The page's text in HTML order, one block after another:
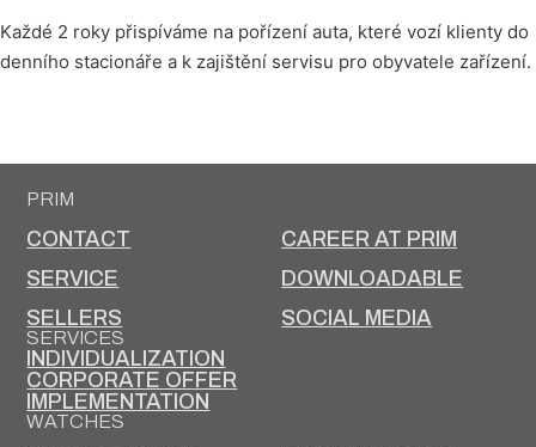
Každé 2 roky přispíváme na pořízení auta, které vozí klienty do
denního stacionáře a k zajištění servisu pro obyvatele zařízení.
PRIM
CONTACT
CAREER AT PRIM
SERVICE
DOWNLOADABLE
SELLERS
SOCIAL MEDIA
SERVICES
INDIVIDUALIZATION
CORPORATE OFFER
IMPLEMENTATION
WATCHES